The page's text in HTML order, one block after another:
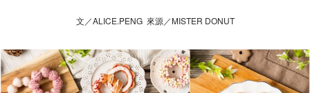
文／ALICE.PENG 來源／MISTER DONUT